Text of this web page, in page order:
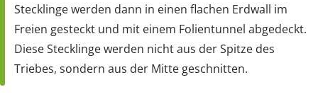
Stecklinge werden dann in einen flachen Erdwall im
Freien gesteckt und mit einem Folientunnel abgedeckt.
Diese Stecklinge werden nicht aus der Spitze des
Triebes, sondern aus der Mitte geschnitten.